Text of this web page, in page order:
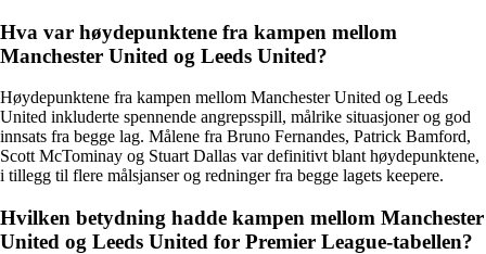
Hva var høydepunktene fra kampen mellom
Manchester United og Leeds United?
Høydepunktene fra kampen mellom Manchester United og Leeds
United inkluderte spennende angrepsspill, målrike situasjoner og god
innsats fra begge lag. Målene fra Bruno Fernandes, Patrick Bamford,
Scott McTominay og Stuart Dallas var definitivt blant høydepunktene,
i tillegg til flere målsjanser og redninger fra begge lagets keepere.
Hvilken betydning hadde kampen mellom Manchester
United og Leeds United for Premier League-tabellen?